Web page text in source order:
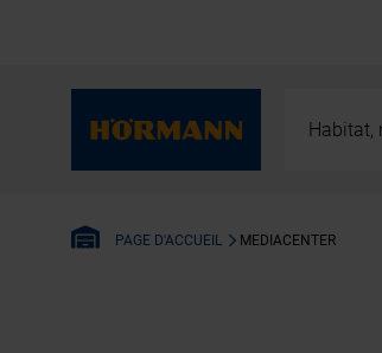
Habitat,
PAGE D'ACCUEIL MEDIACENTER